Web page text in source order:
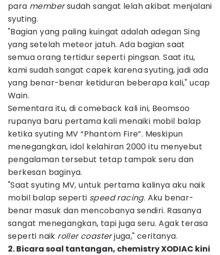
para membersudah sangat lelah akibat menjalani
syuting.
"Bagian yang paling kuingat adalah adegan Sing
yang setelah meteor jatuh. Ada bagian saat
semua orang tertidur seperti pingsan. Saat itu,
kami sudah sangat capek karena syuting, jadi ada
yang benar-benar ketiduran beberapa kali," ucap
Wain.
Sementara itu, di comeback kali ini, Beomsoo
rupanya baru pertama kali menaiki mobil balap
ketika syuting MV “Phantom Fire”. Meskipun
menegangkan, idol kelahiran 2000 itu menyebut
pengalaman tersebut tetap tampak seru dan
berkesan baginya.
"Saat syuting MV, untuk pertama kalinya aku naik
mobil balap seperti speed racing. Aku benar-
benar masuk dan mencobanya sendiri. Rasanya
sangat menegangkan, tapi juga seru. Agak terasa
seperti naik roller coasterjuga," ceritanya.
2. Bicara soal tantangan, chemistry XODIAC kini